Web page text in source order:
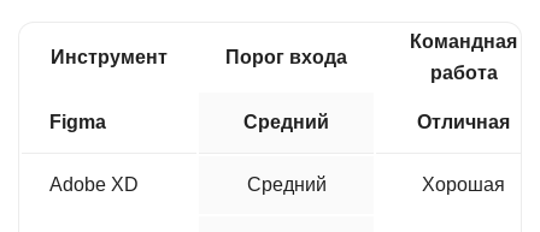
Инструмент Порог входа
Командная
работа
Figma Средний Отличная
Adobe XD Средний Хорошая